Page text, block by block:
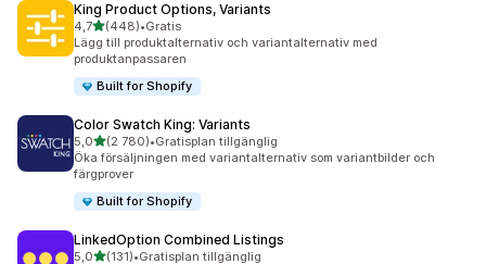
King Product Options, Variants
4,7av 5 stjärnor
(448)
448 recensioner totalt
•Gratis
Lägg till produktalternativ och variantalternativ med
produktanpassaren
Built for Shopify
Color Swatch King: Variants
5,0av 5 stjärnor
(2 780)
2780 recensioner totalt
•Gratisplan tillgänglig
Öka försäljningen med variantalternativ som variantbilder och
färgprover
Built for Shopify
LinkedOption Combined Listings
5,0av 5 stjärnor
(131)•Gratisplan tillgänglig